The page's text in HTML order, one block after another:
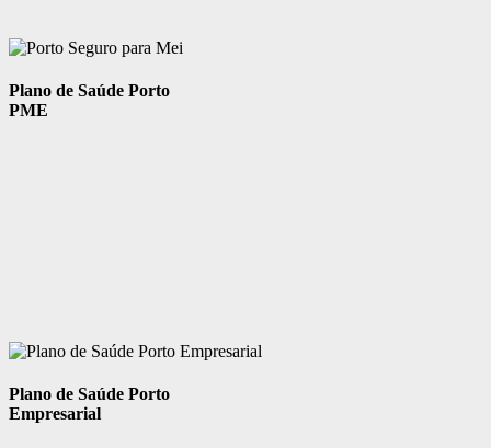
Plano de Saúde Porto
PME
Plano de Saúde Porto
Empresarial